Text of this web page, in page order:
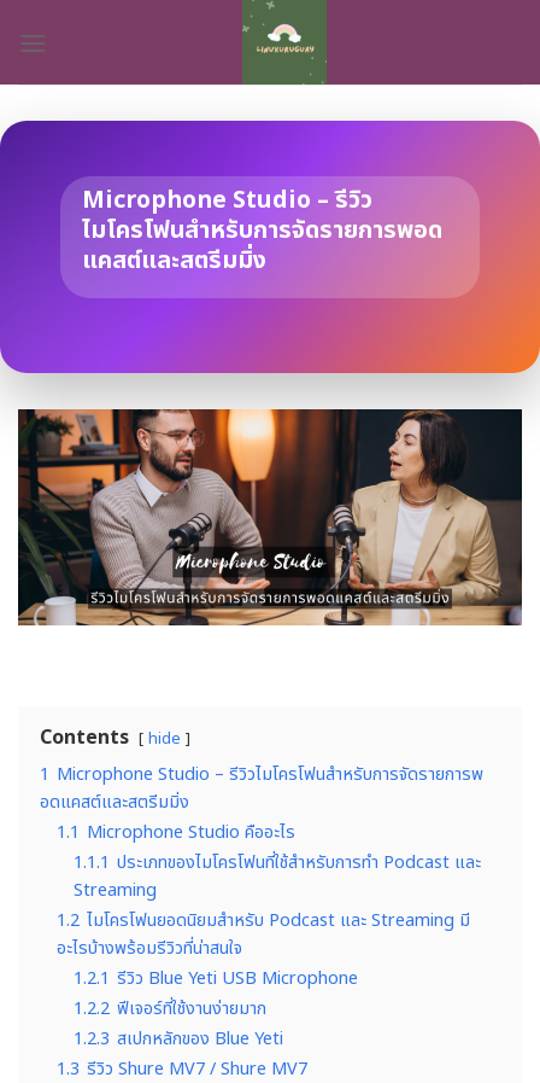
Microphone Studio – รีวิว
ไมโครโฟนสำหรับการจัดรายการพอด
แคสต์และสตรีมมิ่ง
Contents hide
1 Microphone Studio – รีวิวไมโครโฟนสำหรับการจัดรายการพ
อดแคสต์และสตรีมมิ่ง
1.1 Microphone Studio คืออะไร
1.1.1 ประเภทของไมโครโฟนที่ใช้สำหรับการทำ Podcast และ
Streaming
1.2 ไมโครโฟนยอดนิยมสำหรับ Podcast และ Streaming มี
อะไรบ้างพร้อมรีวิวที่น่าสนใจ
1.2.1 รีวิว Blue Yeti USB Microphone
1.2.2 ฟีเจอร์ที่ใช้งานง่ายมาก
1.2.3 สเปกหลักของ Blue Yeti
1.3 รีวิว Shure MV7 / Shure MV7